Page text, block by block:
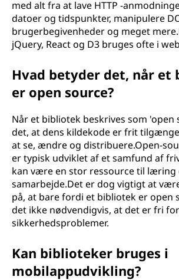
med alt fra at lave HTTP -
datoer og tidspunkter, manipulere
brugerbegivenheder og meget
jQuery, React og D3 bruges ofte i
Hvad betyder det, når et
er open source?
Når et bibliotek beskrives som 'open
det, at dens kildekode er frit
at se, ændre og distribuere.Open-
er typisk udviklet af et samfund af
kan være en stor ressource til læring
samarbejde.Det er dog vigtigt at
på, at bare fordi et bibliotek er open
det ikke nødvendigvis, at det er fri
sikkerhedsproblemer.
Kan biblioteker bruges i
mobilappudvikling?